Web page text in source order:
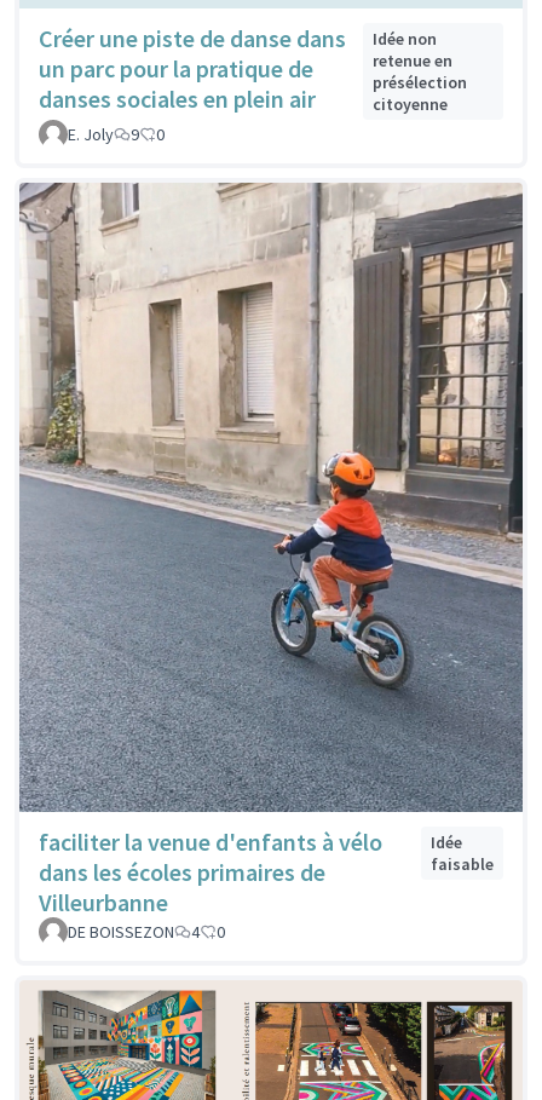
Créer une piste de danse dans
un parc pour la pratique de
danses sociales en plein air
Idée non
retenue en
présélection
citoyenne
E. Joly
9 0
faciliter la venue d'enfants à vélo
dans les écoles primaires de
Villeurbanne
Idée
faisable
DE BOISSEZON 4 0